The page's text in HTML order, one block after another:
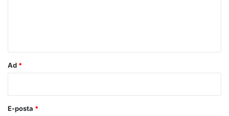
Ad *
E-posta *